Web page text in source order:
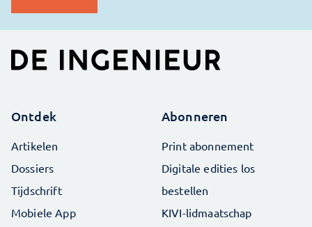
Ontdek
Artikelen
Dossiers
Tijdschrift
Mobiele App
Abonneren
Print abonnement
Digitale edities los
bestellen
KIVI-lidmaatschap